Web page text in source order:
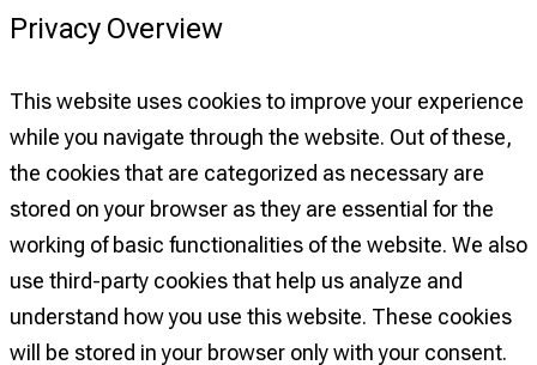
Privacy Overview
This website uses cookies to improve your experience
while you navigate through the website. Out of these,
the cookies that are categorized as necessary are
stored on your browser as they are essential for the
working of basic functionalities of the website. We also
use third-party cookies that help us analyze and
understand how you use this website. These cookies
will be stored in your browser only with your consent.